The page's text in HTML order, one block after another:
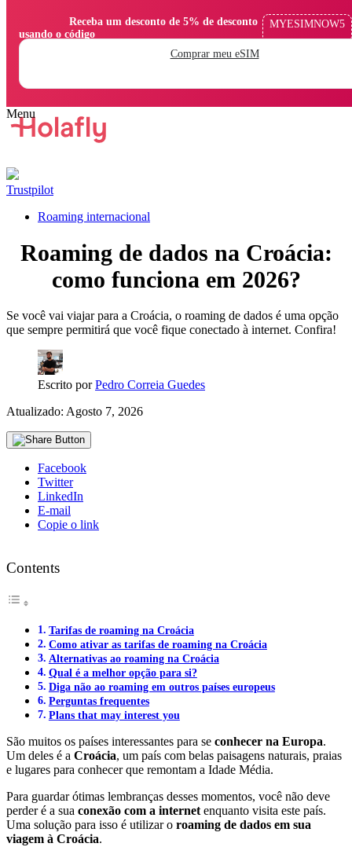
usando o código
MYESIMNOW5
Comprar meu eSIM
Trustpilot
Roaming internacional
Roaming de dados na Croácia:
como funciona em 2026?
Se você vai viajar para a Croácia, o roaming de dados é uma opção
que sempre permitirá que você fique conectado à internet. Confira!
Escrito porPedro Correia Guedes
Atualizado: Agosto 7, 2026
Facebook
Twitter
LinkedIn
E-mail
Copie o link
Contents
Tarifas de roaming na Croácia
Como ativar as tarifas de roaming na Croácia
Alternativas ao roaming na Croácia
Qual é a melhor opção para si?
Diga não ao roaming em outros países europeus
Perguntas frequentes
Plans that may interest you
São muitos os países interessantes para se conhecer na Europa.
Um deles é a Croácia, um país com belas paisagens naturais, praias
e lugares para conhecer que remontam a Idade Média.
Para guardar ótimas lembranças desses momentos, você não deve
perder é a sua conexão com a internet enquanto visita este país.
Uma solução para isso é utilizar o roaming de dados em sua
viagem à Croácia.